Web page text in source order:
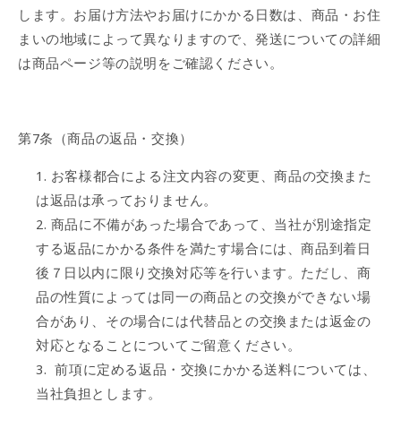
します。お届け方法やお届けにかかる日数は、商品・お住
まいの地域によって異なりますので、発送についての詳細
は商品ページ等の説明をご確認ください。
第7条（商品の返品・交換）
お客様都合による注文内容の変更、商品の交換また
は返品は承っておりません。
商品に不備があった場合であって、当社が別途指定
する返品にかかる条件を満たす場合には、商品到着日
後７日以内に限り交換対応等を行います。 ただし、商
品の性質によっては同一の商品との交換ができない場
合があり、その場合には代替品との交換または返金の
対応となることについてご留意ください。
前項に定める返品・交換にかかる送料については、
当社負担とします。